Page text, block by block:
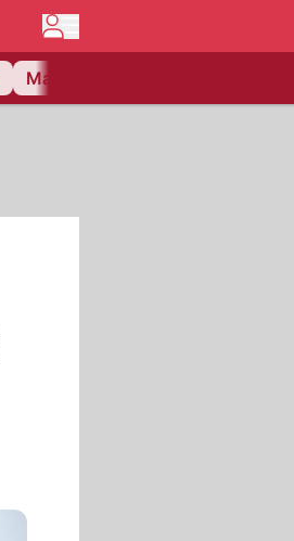
Matchcenter